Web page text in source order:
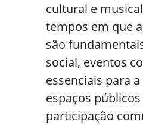
cultural e
tempos em que
são
social, eventos
essenciais para
espaços
participação